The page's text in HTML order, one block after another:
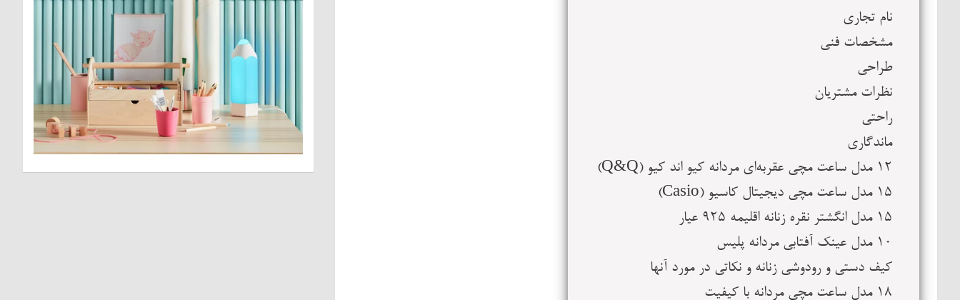
نام تجاری
مشخصات فنی
طراحی
نظرات مشتریان
راحتی
ماندگاری
12 مدل ساعت مچی عقربه‌ای مردانه کیو اند کیو (Q&Q)
15 مدل ساعت مچی دیجیتال کاسیو (Casio)
15 مدل انگشتر نقره زنانه اقلیمه 925 عیار
10 مدل عینک آفتابی مردانه پلیس
کیف دستی و رودوشی زنانه و نکاتی در مورد آنها
18 مدل ساعت مچی مردانه با کیفیت